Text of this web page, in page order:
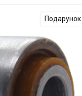
Подарунок